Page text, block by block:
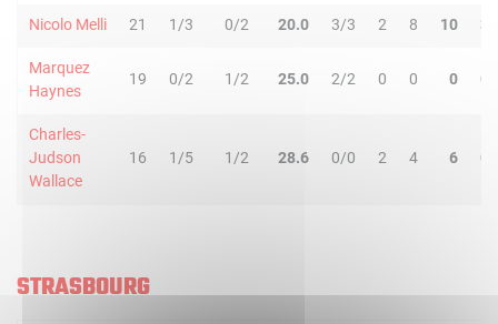
Nicolo Melli 21 1/3 0/2 20.0 3/3 2 8 10 3
Marquez
Haynes
19 0/2 1/2 25.0 2/2 0 0 0 0
Charles-
Judson
Wallace
16 1/5 1/2 28.6 0/0 2 4 6 0
STRASBOURG